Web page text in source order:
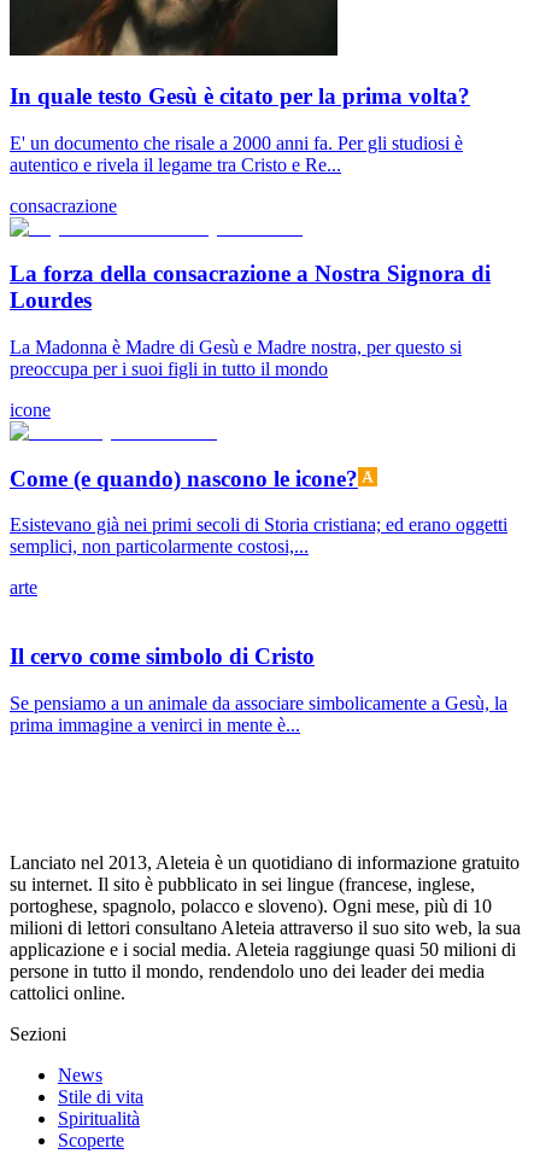
In quale testo Gesù è citato per la prima volta?
E' un documento che risale a 2000 anni fa. Per gli studiosi è
autentico e rivela il legame tra Cristo e Re...
consacrazione
La forza della consacrazione a Nostra Signora di
Lourdes
La Madonna è Madre di Gesù e Madre nostra, per questo si
preoccupa per i suoi figli in tutto il mondo
icone
Come (e quando) nascono le icone?
Esistevano già nei primi secoli di Storia cristiana; ed erano oggetti
semplici, non particolarmente costosi,...
arte
Il cervo come simbolo di Cristo
Se pensiamo a un animale da associare simbolicamente a Gesù, la
prima immagine a venirci in mente è...
Lanciato nel 2013, Aleteia è un quotidiano di informazione gratuito
su internet. Il sito è pubblicato in sei lingue (francese, inglese,
portoghese, spagnolo, polacco e sloveno). Ogni mese, più di 10
milioni di lettori consultano Aleteia attraverso il suo sito web, la sua
applicazione e i social media. Aleteia raggiunge quasi 50 milioni di
persone in tutto il mondo, rendendolo uno dei leader dei media
cattolici online.
Sezioni
News
Stile di vita
Spiritualità
Scoperte